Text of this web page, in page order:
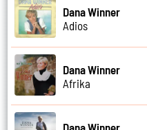
Dana Winner
Adios
Dana Winner
Afrika
Dana Winner